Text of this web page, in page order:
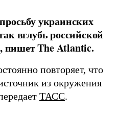
украинских
вглубь российской
пишет The Atlantic.
повторяет, что
из окружения
ТАСС.